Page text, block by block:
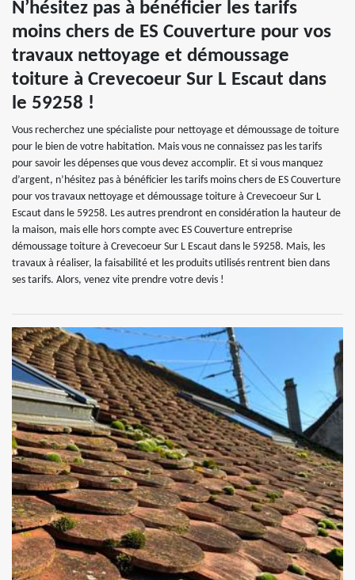
N’hésitez pas à bénéficier les tarifs
moins chers de ES Couverture pour vos
travaux nettoyage et démoussage
toiture à Crevecoeur Sur L Escaut dans
le 59258 !
Vous recherchez une spécialiste pour nettoyage et démoussage de toiture
pour le bien de votre habitation. Mais vous ne connaissez pas les tarifs
pour savoir les dépenses que vous devez accomplir. Et si vous manquez
d’argent, n’hésitez pas à bénéficier les tarifs moins chers de ES Couverture
pour vos travaux nettoyage et démoussage toiture à Crevecoeur Sur L
Escaut dans le 59258. Les autres prendront en considération la hauteur de
la maison, mais elle hors compte avec ES Couverture entreprise
démoussage toiture à Crevecoeur Sur L Escaut dans le 59258. Mais, les
travaux à réaliser, la faisabilité et les produits utilisés rentrent bien dans
ses tarifs. Alors, venez vite prendre votre devis !